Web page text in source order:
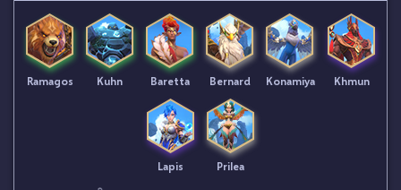
Ramagos Kuhn Baretta Bernard Konamiya Khmun
Lapis Prilea